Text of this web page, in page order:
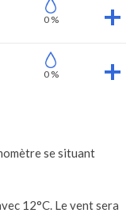
0 %
0 %
se situant
12°C. Le vent sera